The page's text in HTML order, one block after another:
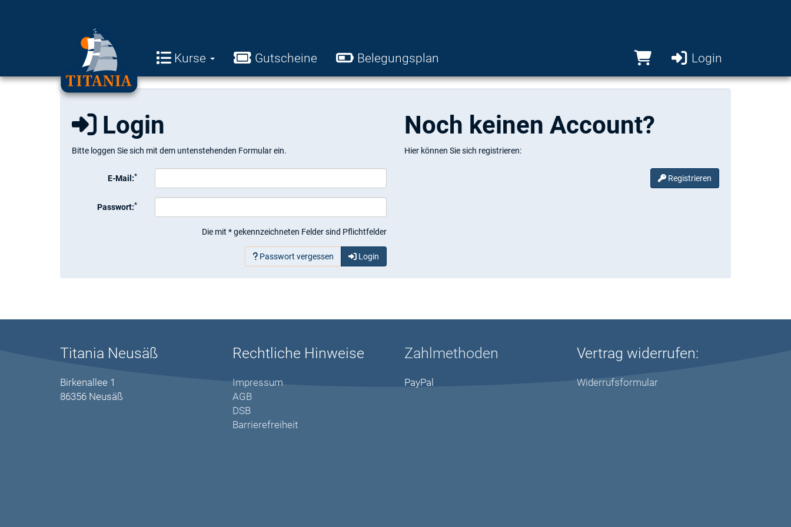
Kurse Gutscheine Belegungsplan Login
Login
Bitte loggen Sie sich mit dem untenstehenden Formular ein.
E-Mail:*
Passwort:*
Die mit * gekennzeichneten Felder sind Pflichtfelder
Passwort vergessen Login
Noch keinen Account?
Hier können Sie sich registrieren:
Registrieren
Titania Neusäß
Birkenallee 1
86356 Neusäß
Rechtliche Hinweise
Impressum
AGB
DSB
Barrierefreiheit
Zahlmethoden
PayPal
Vertrag widerrufen:
Widerrufsformular